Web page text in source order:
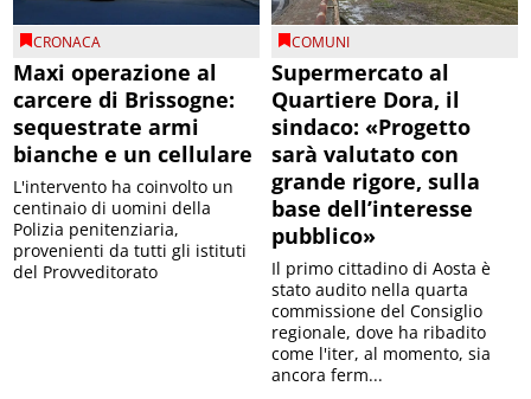
CRONACA
Maxi operazione al
carcere di Brissogne:
sequestrate armi
bianche e un cellulare
L'intervento ha coinvolto un
centinaio di uomini della
Polizia penitenziaria,
provenienti da tutti gli istituti
del Provveditorato
COMUNI
Supermercato al
Quartiere Dora, il
sindaco: «Progetto
sarà valutato con
grande rigore, sulla
base dell’interesse
pubblico»
Il primo cittadino di Aosta è
stato audito nella quarta
commissione del Consiglio
regionale, dove ha ribadito
come l'iter, al momento, sia
ancora ferm...